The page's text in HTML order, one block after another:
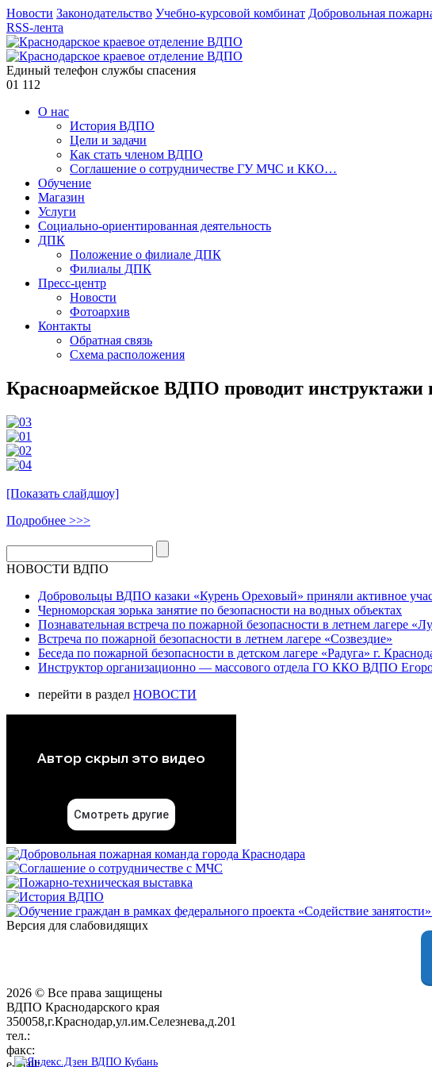
Новости Законодательство Учебно-курсовой комбинат Добровольная
RSS-лента
Единый телефон службы спасения
01 112
О нас
История ВДПО
Цели и задачи
Как стать членом ВДПО
Соглашение о сотрудничестве ГУ МЧС и ККО…
Обучение
Магазин
Услуги
Социально-ориентированная деятельность
ДПК
Положение о филиале ДПК
Филиалы ДПК
Пресс-центр
Новости
Фотоархив
Контакты
Обратная связь
Схема расположения
Красноармейское ВДПО проводит инструктажи
[Показать слайдшоу]
Подробнее >>>
НОВОСТИ ВДПО
Добровольцы ВДПО казаки «Курень Ореховый» приняли активное
Черноморская зорька занятие по безопасности на водных объектах
Познавательная встреча по пожарной безопасности в летнем лагере
Встреча по пожарной безопасности в летнем лагере «Созвездие»
Беседа по пожарной безопасности в детском лагере «Радуга» г.
Инструктор организационно — массового отдела ГО ККО ВДПО
перейти в раздел НОВОСТИ
Версия для слабовидящих
2026 © Все права защищены
ВДПО Краснодарского края
350058,г.Краснодар,ул.им.Селезнева,д.201
тел.:
факс:
e-mail: